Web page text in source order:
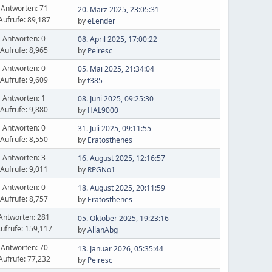
Antworten: 71
89,187
20. März 2025, 23:05:31
byeLender
Antworten: 0
Aufrufe: 8,965
08. April 2025, 17:00:22
by Peiresc
Antworten: 0
Aufrufe: 9,609
05. Mai 2025, 21:34:04
byt385
Antworten: 1
Aufrufe: 9,880
08. Juni 2025, 09:25:30
by HAL9000
Antworten: 0
Aufrufe: 8,550
31. Juli 2025, 09:11:55
by Eratosthenes
Antworten: 3
Aufrufe: 9,011
16. August 2025, 12:16:57
by RPGNo1
Antworten: 0
Aufrufe: 8,757
18. August 2025, 20:11:59
by Eratosthenes
281
159,117
05. Oktober 2025, 19:23:16
byAllanAbg
Antworten: 70
77,232
13. Januar 2026, 05:35:44
by Peiresc